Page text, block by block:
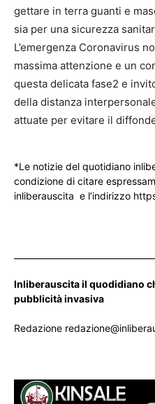
gettare in terra guanti e
sia per una sicurezza
L’emergenza Coronavirus
massima attenzione e un
questa delicata fase2 e
della distanza
attuate per evitare il
*Le notizie del quotidiano
condizione di citare
inliberauscita e l’indirizzo
Inliberauscita il quodidiano
pubblicità invasiva
Redazione